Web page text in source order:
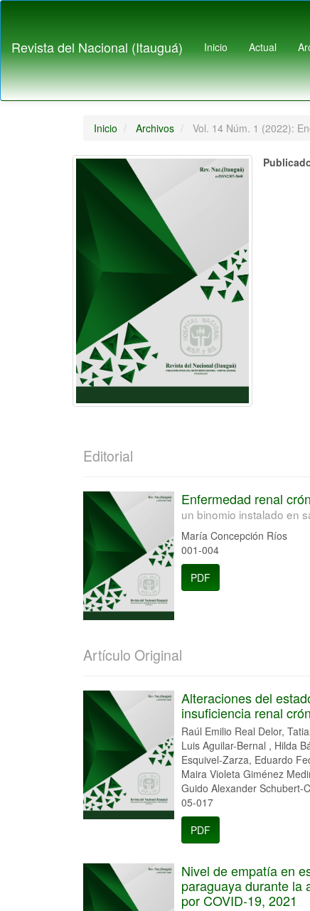
principal
Barra
lateral
Revista del Nacional (Itauguá) Inicio Actual
Inicio Archivos Vol. 14 Núm. 1 (2022):
Editorial
Enfermedad renal
un binomio instalado en
María Concepción Ríos
001-004
PDF
Artículo Original
Alteraciones del
insuficiencia renal
Raúl Emilio Real Delor,
Luis Aguilar-Bernal , Hilda
Esquivel-Zarza, Eduardo
Maira Violeta Giménez
Guido Alexander Schubert-
05-017
PDF
Nivel de empatía en
paraguaya durante la
por COVID-19, 2021